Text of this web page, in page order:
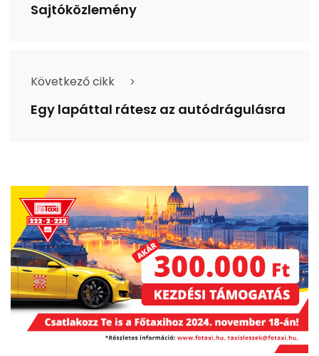
Sajtóközlemény
Következő cikk
Egy lapáttal rátesz az autódrágulásra